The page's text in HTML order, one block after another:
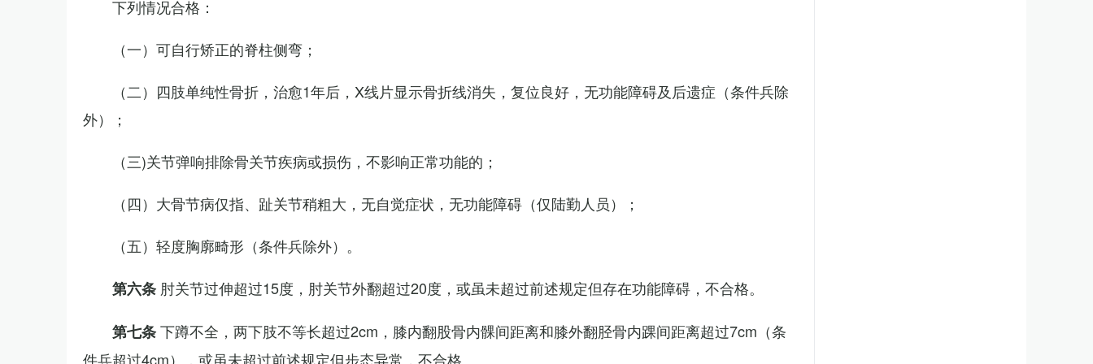
下列情况合格：
（一）可自行矫正的脊柱侧弯；
（二）四肢单纯性骨折，治愈1年后，X线片显示骨折线消失，复位良好，无功能障碍及后遗症（条件兵除
外）；
（三)关节弹响排除骨关节疾病或损伤，不影响正常功能的；
（四）大骨节病仅指、趾关节稍粗大，无自觉症状，无功能障碍（仅陆勤人员）；
（五）轻度胸廓畸形（条件兵除外）。
第六条 肘关节过伸超过15度，肘关节外翻超过20度，或虽未超过前述规定但存在功能障碍，不合格。
第七条下蹲不全，两下肢不等长超过2cm，膝内翻股骨内髁间距离和膝外翻胫骨内踝间距离超过7cm（条
件兵超过4cm），或虽未超过前述规定但步态异常，不合格。